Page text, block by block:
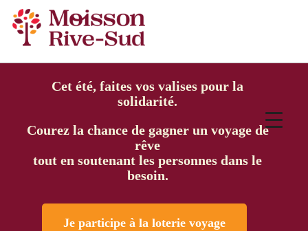
Cet été, faites vos valises pour la
solidarité.
Courez la chance de gagner un voyage de
rêve
tout en soutenant les personnes dans le
besoin.
Je participe à la loterie voyage